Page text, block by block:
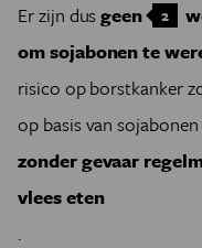
Er zijn dusgeen 2
om sojabonen te
risico op borstkanker
op basis van
zonder gevaar
vlees eten
.